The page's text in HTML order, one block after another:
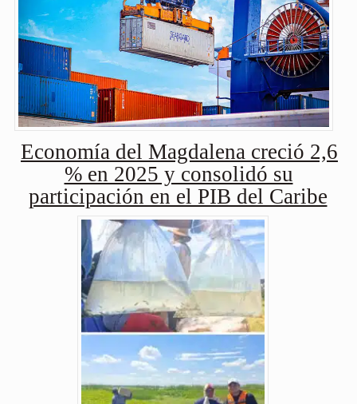
Economía del Magdalena creció 2,6
% en 2025 y consolidó su
participación en el PIB del Caribe